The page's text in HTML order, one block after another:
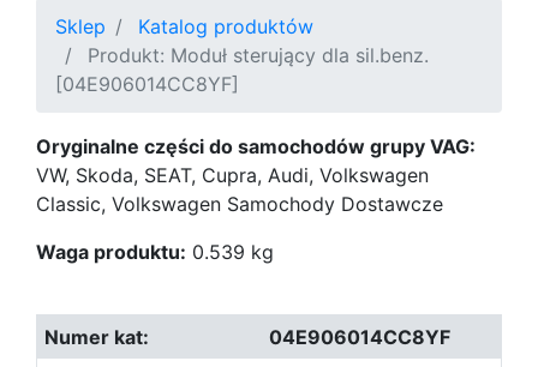
Sklep
Katalog produktów
Produkt: Moduł sterujący dla sil.benz.
[04E906014CC8YF]
Oryginalne części do samochodów grupy VAG:
VW, Skoda, SEAT, Cupra, Audi, Volkswagen
Classic, Volkswagen Samochody Dostawcze
Waga produktu: 0.539 kg
04E906014CC8YF